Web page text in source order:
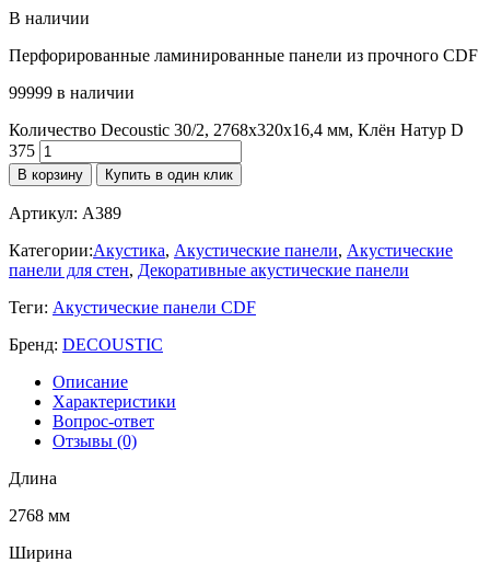
В наличии
Перфорированные ламинированные панели из прочного CDF
99999 в наличии
Количество Decoustic 30/2, 2768x320x16,4 мм, Клён Натур D
375
В корзину Купить в один клик
Артикул: A389
Категории:Акустика, Акустические панели, Акустические
панели для стен, Декоративные акустические панели
Теги: Акустические панели CDF
Бренд: DECOUSTIC
Описание
Характеристики
Вопрос-ответ
Отзывы (0)
Длина
2768 мм
Ширина